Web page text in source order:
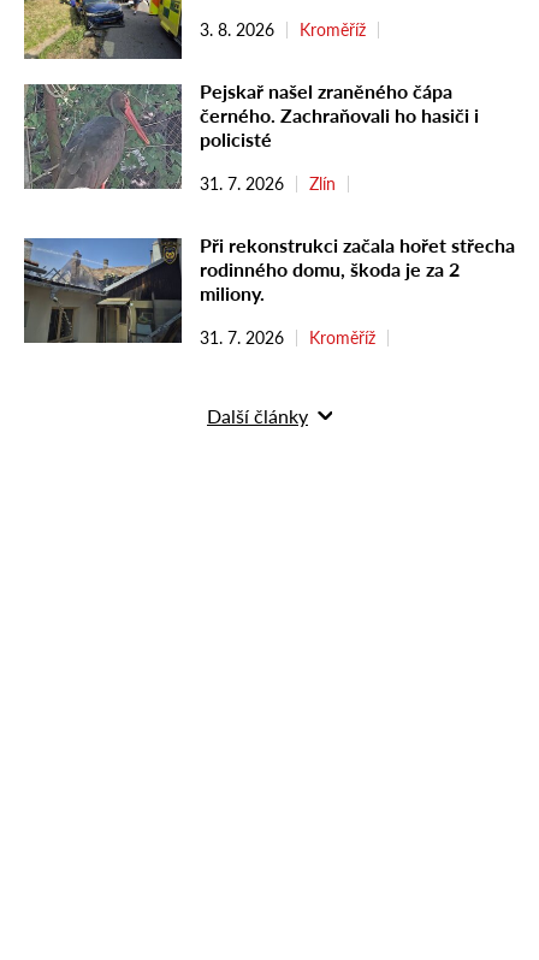
3. 8. 2026 Kroměříž
Pejskař našel zraněného čápa
černého. Zachraňovali ho hasiči i
policisté
31. 7. 2026 Zlín
Při rekonstrukci začala hořet střecha
rodinného domu, škoda je za 2
miliony.
31. 7. 2026 Kroměříž
Další články